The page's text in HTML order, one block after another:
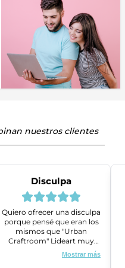
nuestros clientes
Disculpa
Quiero ofrecer una disculpa
porque pensé que eran los
mismos que "Urban
Craftroom" Lideart muy
amables me ayudaron a
gestionar un problema que
Mostrar más